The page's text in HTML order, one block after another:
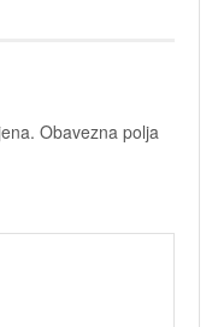
Obavezna polja